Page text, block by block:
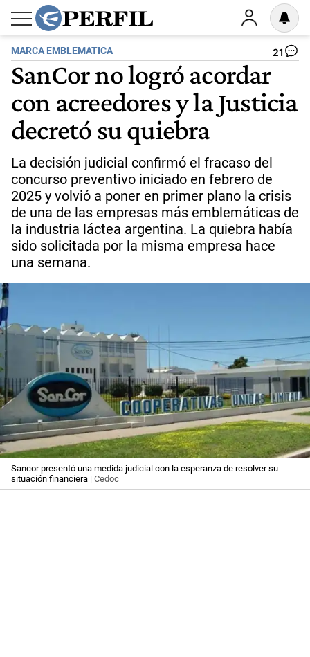
MARCA EMBLEMATICA 21
SanCor no logró acordar
con acreedores y la Justicia
decretó su quiebra
La decisión judicial confirmó el fracaso del
concurso preventivo iniciado en febrero de
2025 y volvió a poner en primer plano la crisis
de una de las empresas más emblemáticas de
la industria láctea argentina. La quiebra había
sido solicitada por la misma empresa hace
una semana.
Sancor presentó una medida judicial con la esperanza de resolver su
situación financiera | Cedoc